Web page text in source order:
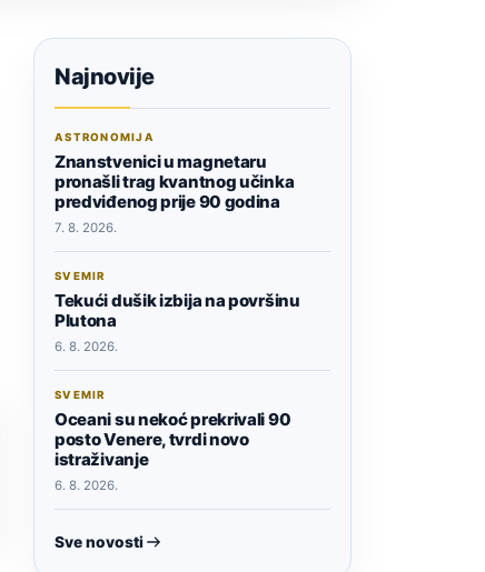
Najnovije
ASTRONOMIJA
Znanstvenici u magnetaru
pronašli trag kvantnog učinka
predviđenog prije 90 godina
7. 8. 2026.
SVEMIR
Tekući dušik izbija na površinu
Plutona
6. 8. 2026.
SVEMIR
Oceani su nekoć prekrivali 90
posto Venere, tvrdi novo
istraživanje
6. 8. 2026.
Sve novosti